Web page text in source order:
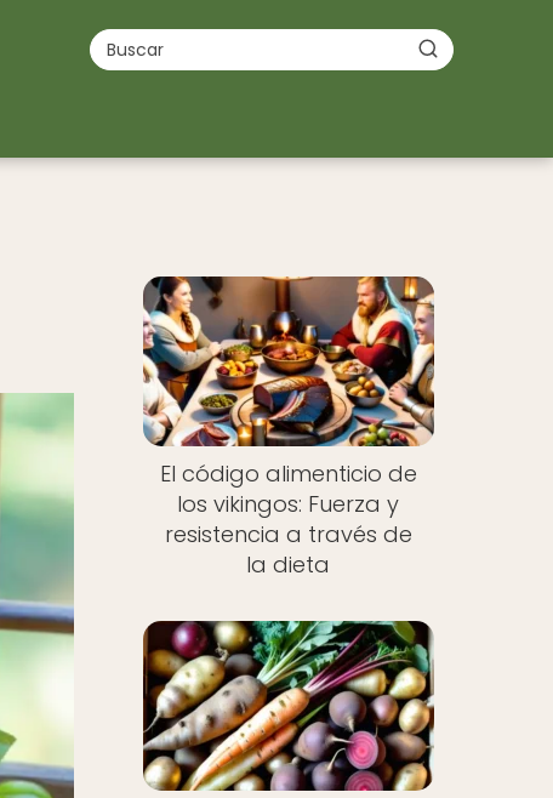
El código alimenticio de
los vikingos: Fuerza y
resistencia a través de
la dieta